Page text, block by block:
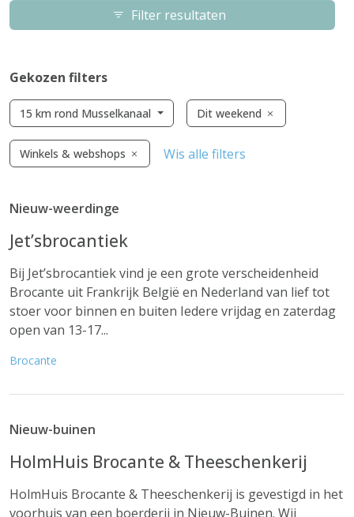
Filter resultaten
Gekozen filters
15 km rond Musselkanaal Dit weekend
Winkels & webshops Wis alle filters
Nieuw-weerdinge
Jet’sbrocantiek
Bij Jet’sbrocantiek vind je een grote verscheidenheid
Brocante uit Frankrijk België en Nederland van lief tot
stoer voor binnen en buiten Iedere vrijdag en zaterdag
open van 13-17...
Brocante
Nieuw-buinen
HolmHuis Brocante & Theeschenkerij
HolmHuis Brocante & Theeschenkerij is gevestigd in het
voorhuis van een boerderij in Nieuw-Buinen. Wij